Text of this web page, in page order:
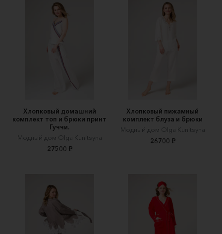
Хлопковый домашний
комплект топ и брюки принт
Гуччи.
Модный дом Olga Kunitsyna
27500 ₽
Хлопковый пижамный
комплект блуза и брюки
Модный дом Olga Kunitsyna
26700 ₽